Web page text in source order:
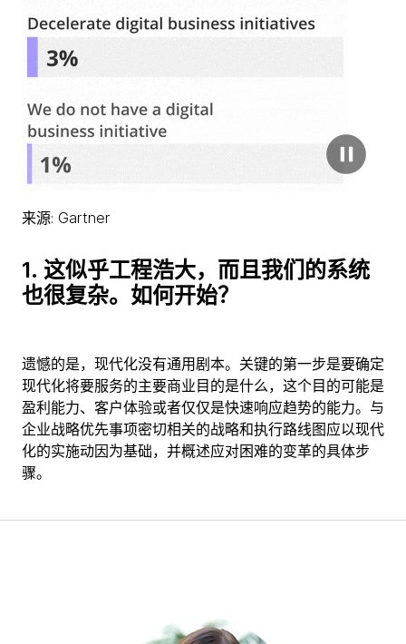
来源: Gartner
1. 这似乎工程浩大，而且我们的系统
也很复杂。如何开始？
遗憾的是，现代化没有通用剧本。关键的第一步是要确定
现代化将要服务的主要商业目的是什么，这个目的可能是
盈利能力、客户体验或者仅仅是快速响应趋势的能力。与
企业战略优先事项密切相关的战略和执行路线图应以现代
化的实施动因为基础，并概述应对困难的变革的具体步
骤。